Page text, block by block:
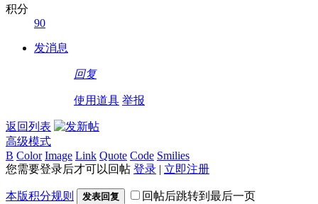
积分
90
发消息
回复
使用道具 举报
返回列表
高级模式
B Color Image Link Quote Code Smilies
您需要登录后才可以回帖 登录 | 立即注册
本版积分规则 发表回复 回帖后跳转到最后一页